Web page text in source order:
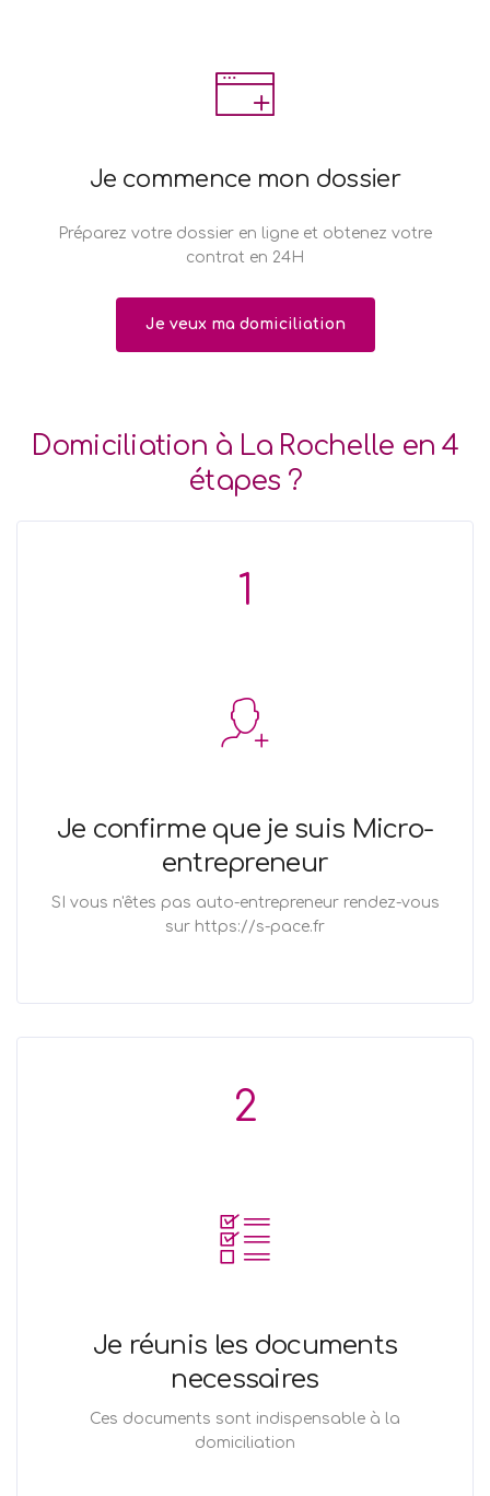
Je commence mon dossier
Préparez votre dossier en ligne et obtenez votre
contrat en 24H
Je veux ma domiciliation
Domiciliation à La Rochelle en 4
étapes ?
1
Je confirme que je suis Micro-
entrepreneur
SI vous n'êtes pas auto-entrepreneur rendez-vous
sur https://s-pace.fr
2
Je réunis les documents
necessaires
Ces documents sont indispensable à la
domiciliation